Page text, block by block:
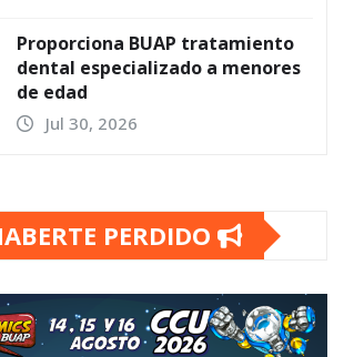
Proporciona BUAP tratamiento
dental especializado a menores
de edad
Jul 30, 2026
PERDIDO